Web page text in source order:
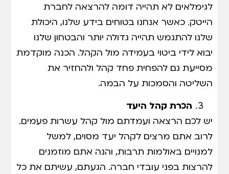
לגימלאים לא תהייה דומה להרצאה לחברת
הייטק. כאשר אנחנו בטוחים בידע שלנו, היכולת
שלנו להתגמש תהייה גדולה יותר והבטחון שלנו
יבוא לידי ביטוי בעמידה מול הקהל. הכנה מוקדמת
מסייעת גם להפחית פחד קהל ולהחזיר את
השליטה והסמכות על הבמה.
הכרת קהל היעד
יש לכם הרצאה ועמדתם מול קהל עשרות פעמים.
לרוב אתם מרצים לקהל יעד מסוים, למשל
למנויים באולמות תרבות, והנה אתם מוזמנים
להרצות בפני עובדי חברה. הגעתם, עשיתם את כל